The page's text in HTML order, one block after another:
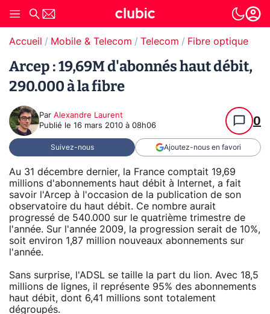
Accueil Mobile & Telecom Telecom Fibre optique
Arcep : 19,69M d'abonnés haut débit,
290.000 à la fibre
Par Alexandre Laurent
Publié le 16 mars 2010 à 08h06 0
Suivez-nous Ajoutez-nous en favori
Au 31 décembre dernier, la France comptait 19,69
millions d'abonnements haut débit à Internet, a fait
savoir l'Arcep à l'occasion de la publication de son
observatoire du haut débit. Ce nombre aurait
progressé de 540.000 sur le quatrième trimestre de
l'année. Sur l'année 2009, la progression serait de 10%,
soit environ 1,87 million nouveaux abonnements sur
l'année.
Sans surprise, l'ADSL se taille la part du lion. Avec 18,5
millions de lignes, il représente 95% des abonnements
haut débit, dont 6,41 millions sont totalement
dégroupés.